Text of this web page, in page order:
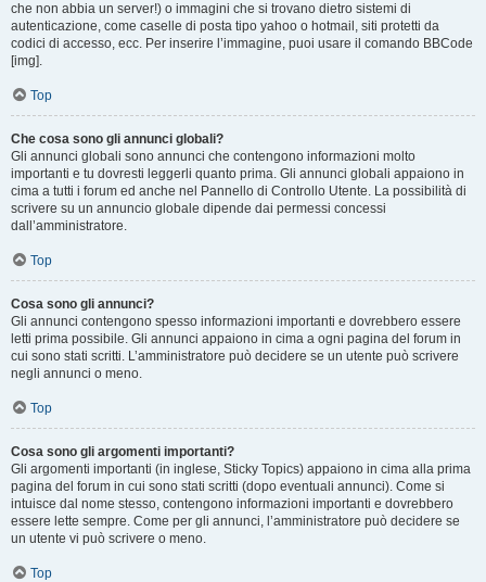
che non abbia un server!) o immagini che si trovano dietro sistemi di
autenticazione, come caselle di posta tipo yahoo o hotmail, siti protetti da
codici di accesso, ecc. Per inserire l’immagine, puoi usare il comando BBCode
[img].
Top
Che cosa sono gli annunci globali?
Gli annunci globali sono annunci che contengono informazioni molto
importanti e tu dovresti leggerli quanto prima. Gli annunci globali appaiono in
cima a tutti i forum ed anche nel Pannello di Controllo Utente. La possibilità di
scrivere su un annuncio globale dipende dai permessi concessi
dall’amministratore.
Top
Cosa sono gli annunci?
Gli annunci contengono spesso informazioni importanti e dovrebbero essere
letti prima possibile. Gli annunci appaiono in cima a ogni pagina del forum in
cui sono stati scritti. L’amministratore può decidere se un utente può scrivere
negli annunci o meno.
Top
Cosa sono gli argomenti importanti?
Gli argomenti importanti (in inglese, Sticky Topics) appaiono in cima alla prima
pagina del forum in cui sono stati scritti (dopo eventuali annunci). Come si
intuisce dal nome stesso, contengono informazioni importanti e dovrebbero
essere lette sempre. Come per gli annunci, l’amministratore può decidere se
un utente vi può scrivere o meno.
Top